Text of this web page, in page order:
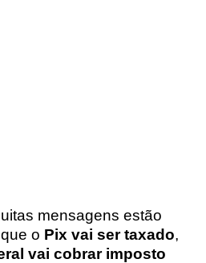
mensagens estão
o Pix vai ser taxado,
vai cobrar imposto